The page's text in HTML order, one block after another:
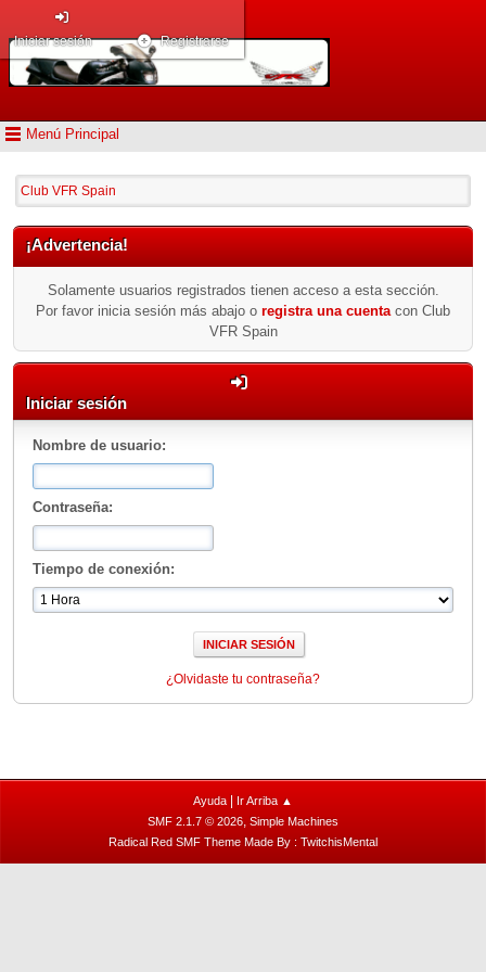
Menú Principal
Iniciar sesión Registrarse
Club VFR Spain
¡Advertencia!
Solamente usuarios registrados tienen acceso a esta sección.
Por favor inicia sesión más abajo o registra una cuenta con Club
VFR Spain
Iniciar sesión
Nombre de usuario:
Contraseña:
Tiempo de conexión:
¿Olvidaste tu contraseña?
Ayuda
Ir Arriba ▲
SMF 2.1.7 © 2026, Simple Machines
Radical Red SMF Theme Made By : TwitchisMental